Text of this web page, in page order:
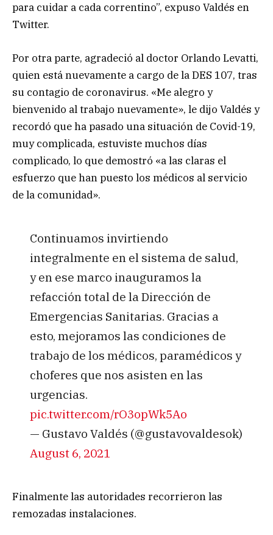
para cuidar a cada correntino”, expuso Valdés en
Twitter.
Por otra parte, agradeció al doctor Orlando Levatti,
quien está nuevamente a cargo de la DES 107, tras
su contagio de coronavirus. «Me alegro y
bienvenido al trabajo nuevamente», le dijo Valdés y
recordó que ha pasado una situación de Covid-19,
muy complicada, estuviste muchos días
complicado, lo que demostró «a las claras el
esfuerzo que han puesto los médicos al servicio
de la comunidad».
Continuamos invirtiendo
integralmente en el sistema de salud,
y en ese marco inauguramos la
refacción total de la Dirección de
Emergencias Sanitarias. Gracias a
esto, mejoramos las condiciones de
trabajo de los médicos, paramédicos y
choferes que nos asisten en las
urgencias.
pic.twitter.com/rO3opWk5Ao
— Gustavo Valdés (@gustavovaldesok)
August 6, 2021
Finalmente las autoridades recorrieron las
remozadas instalaciones.